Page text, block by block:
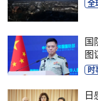
全
国
图
时
日